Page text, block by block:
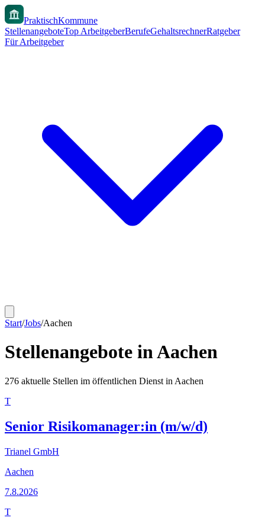
PraktischKommune
StellenangeboteTop ArbeitgeberBerufeGehaltsrechnerRatgeber
Für Arbeitgeber
Start/Jobs/Aachen
Stellenangebote inAachen
276 aktuelle Stellen im öffentlichen Dienst in Aachen
T
Senior Risikomanager:in (m/w/d)
Trianel GmbH
Aachen
7.8.2026
T